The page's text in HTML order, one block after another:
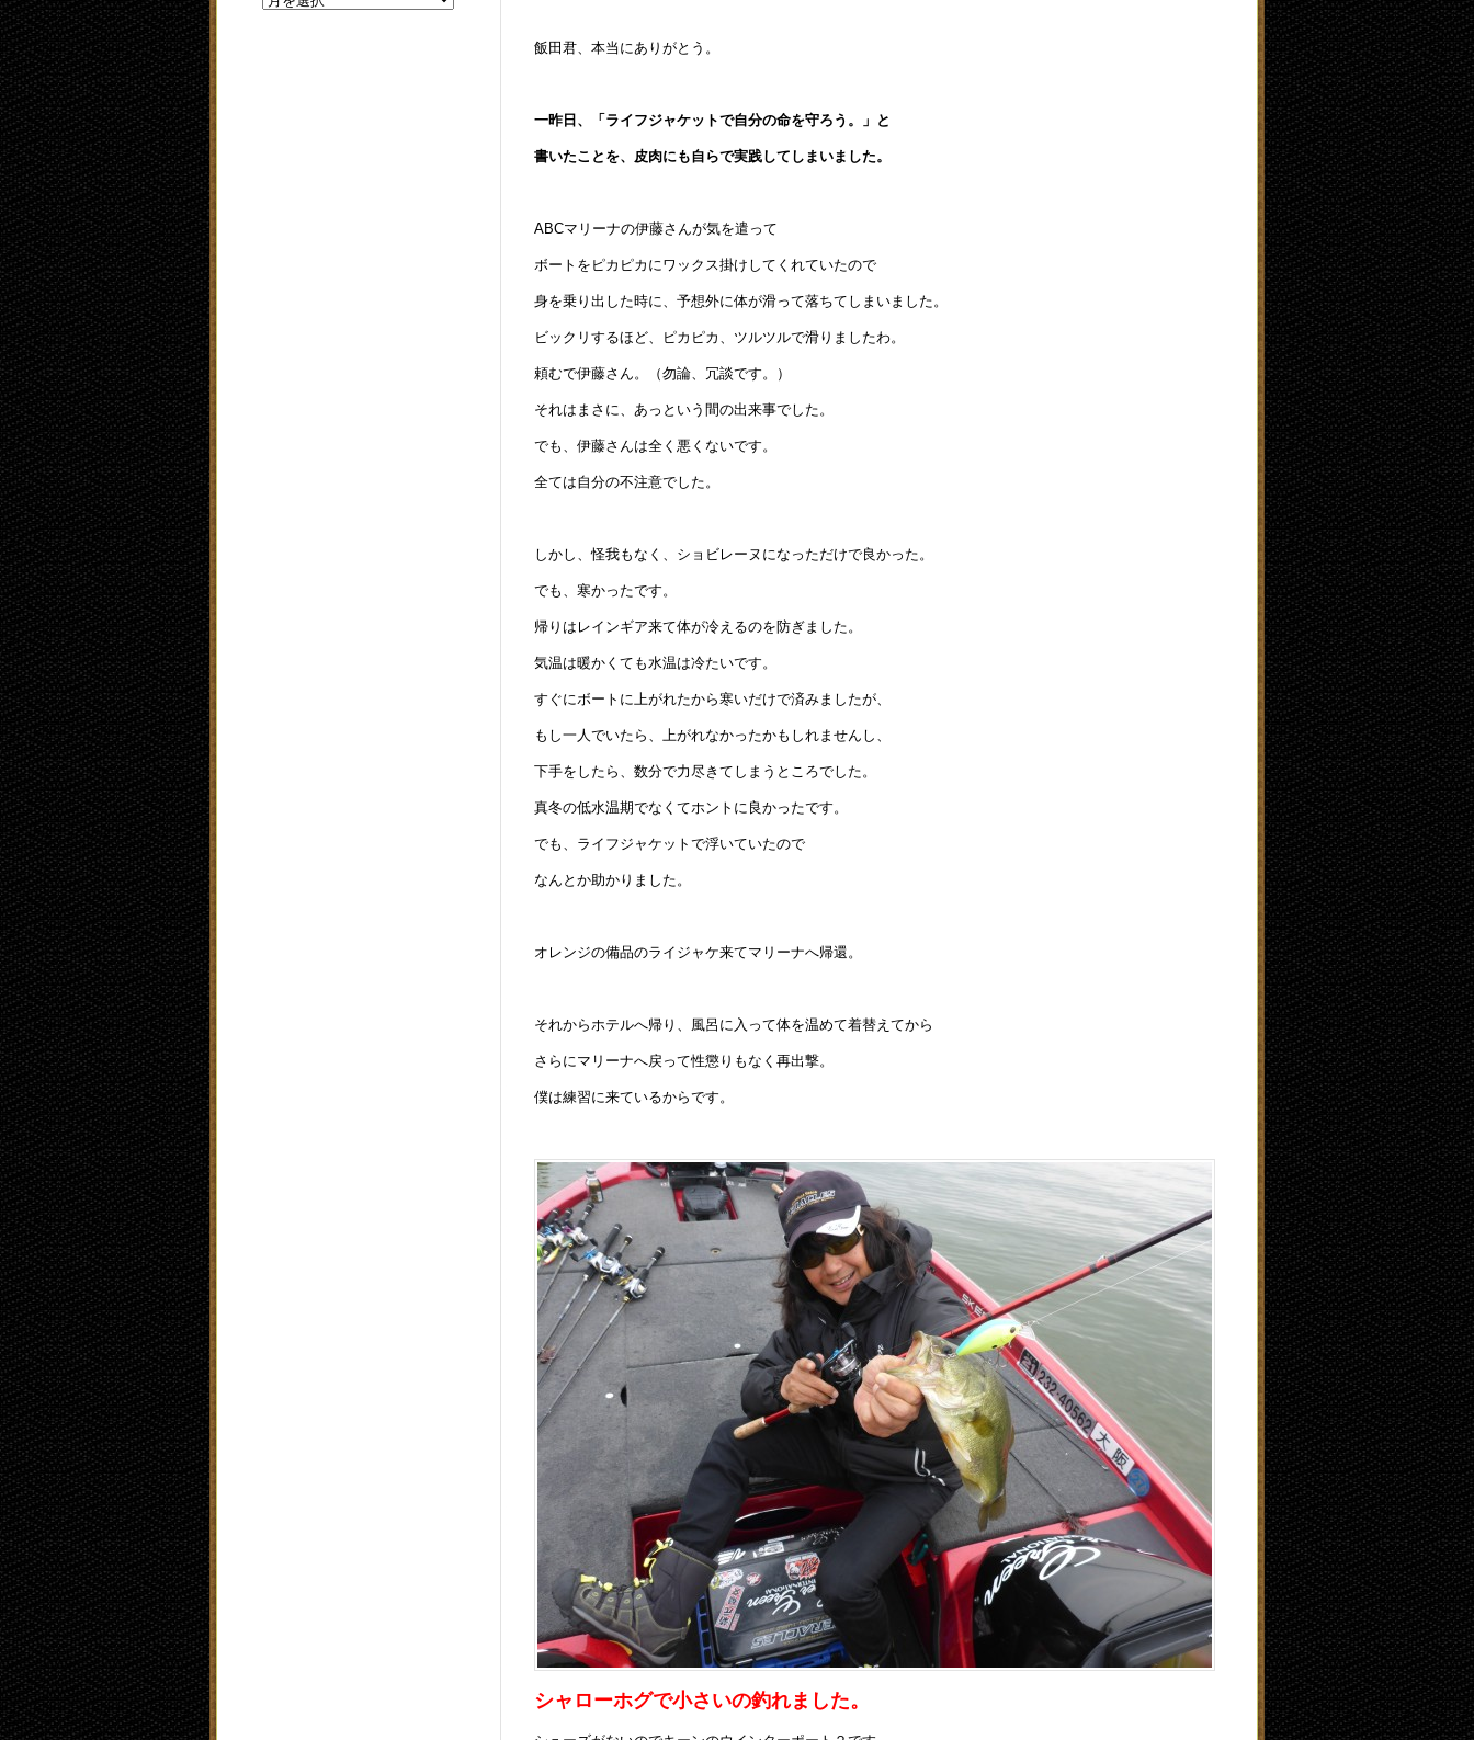
飯田君、本当にありがとう。
一昨日、「ライフジャケットで自分の命を守ろう。」と
書いたことを、皮肉にも自らで実践してしまいました。
ABCマリーナの伊藤さんが気を遣って
ボートをピカピカにワックス掛けしてくれていたので
身を乗り出した時に、予想外に体が滑って落ちてしまいました。
ビックリするほど、ピカピカ、ツルツルで滑りましたわ。
頼むで伊藤さん。（勿論、冗談です。）
それはまさに、あっという間の出来事でした。
でも、伊藤さんは全く悪くないです。
全ては自分の不注意でした。
しかし、怪我もなく、ショビレーヌになっただけで良かった。
でも、寒かったです。
帰りはレインギア来て体が冷えるのを防ぎました。
気温は暖かくても水温は冷たいです。
すぐにボートに上がれたから寒いだけで済みましたが、
もし一人でいたら、上がれなかったかもしれませんし、
下手をしたら、数分で力尽きてしまうところでした。
真冬の低水温期でなくてホントに良かったです。
でも、ライフジャケットで浮いていたので
なんとか助かりました。
オレンジの備品のライジャケ来てマリーナへ帰還。
それからホテルへ帰り、風呂に入って体を温めて着替えてから
さらにマリーナへ戻って性懲りもなく再出撃。
僕は練習に来ているからです。
シャローホグで小さいの釣れました。